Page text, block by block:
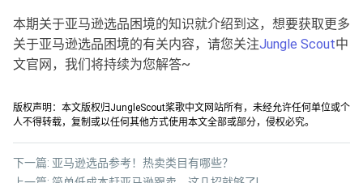
本期关于亚马逊选品困境的知识就介绍到这，想要获取更多
关于亚马逊选品困境的有关内容，请您关注Jungle Scout中
文官网，我们将持续为您解答~
版权声明：本文版权归JungleScout桨歌中文网站所有，未经允许任何单位或个
人不得转载，复制或以任何其他方式使用本文全部或部分，侵权必究。
下一篇: 亚马逊选品参考！热卖类目有哪些？